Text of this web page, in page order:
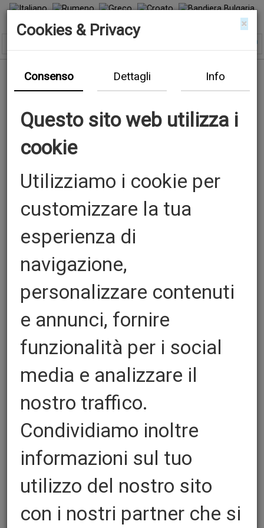
Previous
Za kutiju od gume Polyron
composizione ad altissime prestazioni, la
×
Cookies & Privacy
Consenso Dettagli Info
Questo sito web utilizza i
cookie
Utilizziamo i cookie per
customizzare la tua
esperienza di
navigazione,
personalizzare contenuti
e annunci, fornire
funzionalità per i social
media e analizzare il
nostro traffico.
Condividiamo inoltre
informazioni sul tuo
utilizzo del nostro sito
con i nostri partner che si